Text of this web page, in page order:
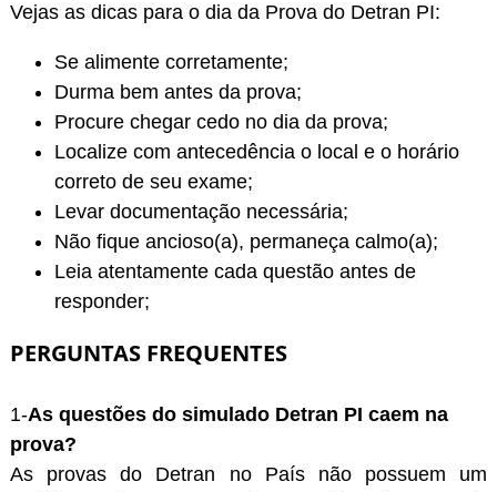
Vejas as dicas para o dia da Prova do Detran PI:
Se alimente corretamente;
Durma bem antes da prova;
Procure chegar cedo no dia da prova;
Localize com antecedência o local e o horário
correto de seu exame;
Levar documentação necessária;
Não fique ancioso(a), permaneça calmo(a);
Leia atentamente cada questão antes de
responder;
PERGUNTAS FREQUENTES
1-As questões do simulado Detran PI caem na
prova?
As provas do Detran no País não possuem um